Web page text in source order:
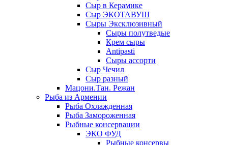
Сыр в Керамике
Сыр ЭКОТАВУШ
Сыры Эксклюзивный
Сыры полутведые
Крем сыры
Antipasti
Сыры ассорти
Сыр Чечил
Сыр разный
Мацони.Тан. Режан
Рыба из Армении
Рыба Охлажденная
Рыба Замороженная
Рыбные консервации
ЭКО ФУД
Рыбные консервы